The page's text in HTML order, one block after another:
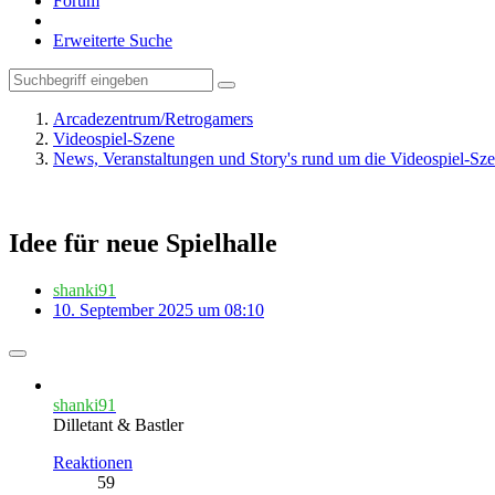
Erweiterte Suche
Arcadezentrum/Retrogamers
Videospiel-Szene
News, Veranstaltungen und Story's rund um die Videospiel-
Idee für neue Spielhalle
shanki91
10. September 2025 um 08:10
shanki91
Dilletant & Bastler
Reaktionen
59